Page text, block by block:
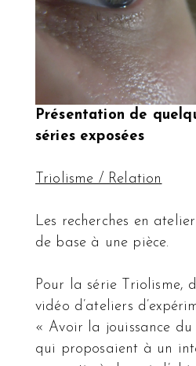
Présentation de
séries exposées
Triolisme / Relation
Les recherches en
de base à une pièce.
Pour la série Triolisme,
vidéo d’ateliers
« Avoir la jouissance du
qui proposaient à un